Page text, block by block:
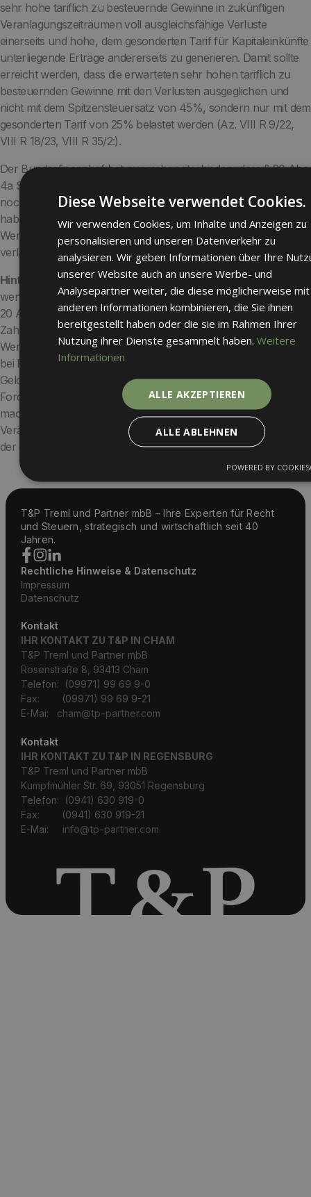
sehr hohe tariflich zu besteuernde Gewinne in zukünftigen
Veranlagungszeiträumen voll ausgleichsfähige Verluste
einerseits und hohe, dem gesonderten Tarif für Kapitaleinkünfte
unterliegende Erträge andererseits zu generieren. Damit sollte
erreicht werden, dass die erwarteten sehr hohen tariflich zu
besteuernden Gewinne mit den Verlusten ausgeglichen und
nicht mit dem Spitzensteuersatz von 45%, sondern nur mit dem
gesonderten Tarif von 25% belastet werden (Az. VIII R 9/22,
VIII R 18/23, VIII R 35/2:).
Der Bundesfinanzhof hat nunmehr entschieden, dass § 20 Abs.
4a Satz 3 EStG Fälle nicht erfasst, in denen weder der Emittent
noch der Inhaber nach den Anleihebedingungen das Recht
haben, anstelle der Rückzahlung der Anleihe in Geld einseitig
Wertpapiere andienen oder die Lieferung von Wertpapieren
verlangen zu können.
HintergrundGemäß § 20 Abs. 4a Satz 3 Halbsatz 1 EStG ist,
wenn der Inhaber bei einer sonstigen Kapitalforderung nach §
20 Abs. 1 Nr. 7 EStG das Recht besitzt, bei Fälligkeit anstelle der
Zahlung eines Geldbetrages vom Emittenten die Lieferung von
Wertpapieren zu verlangen oder der Emittent das Recht besitzt,
bei Fälligkeit dem Inhaber anstelle der Zahlung eines
Geldbetrages Wertpapiere anzudienen und der Inhaber der
Forderung oder der Emittent von diesem Recht Gebrauch
macht, das Entgelt für den Erwerb der Forderung als
Veräußerungspreis der Forderung und als Anschaffungskosten
der erhaltenen Wertpapiere anzusetzen.
T&P Treml und Partner mbB – Ihre Experten für Recht
und Steuern, strategisch und wirtschaftlich seit 40
Jahren.
Rechtliche Hinweise & Datenschutz
Impressum
Datenschutz
Kontakt
IHR KONTAKT ZU T&P IN CHAM
T&P Treml und Partner mbB
Rosenstraße 8, 93413 Cham
Telefon: (09971) 99 69 9-0
Fax: (09971) 99 69 9-21
E-Mai: cham@tp-partner.com
Kontakt
IHR KONTAKT ZU T&P IN REGENSBURG
T&P Treml und Partner mbB
Kumpfmühler Str. 69, 93051 Regensburg
Telefon: (0941) 630 919-0
Fax: (0941) 630 919-21
E-Mai: info@tp-partner.com
Diese Webseite verwendet Cookies.
Wir verwenden Cookies, um Inhalte und Anzeigen zu
personalisieren und unseren Datenverkehr zu
analysieren. Wir geben Informationen über Ihre
unserer Website auch an unsere Werbe- und
Analysepartner weiter, die diese möglicherweise mit
anderen Informationen kombinieren, die Sie ihnen
bereitgestellt haben oder die sie im Rahmen Ihrer
Nutzung ihrer Dienste gesammelt haben. Weitere
Informationen
ALLE AKZEPTIEREN
ALLE ABLEHNEN
POWERED BY